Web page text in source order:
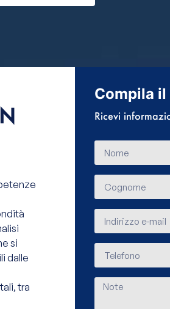
si
dalle
tra
Compila
Ricevi